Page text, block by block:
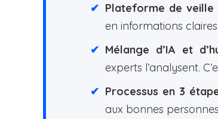
Plateforme de veille
en informations
Mélange d’IA et
experts l’analysent.
Processus en 3
aux bonnes